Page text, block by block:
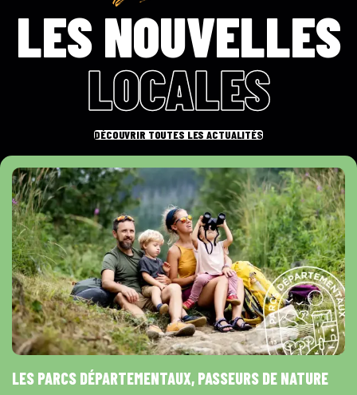
LES NOUVELLES
LOCALES
DÉCOUVRIR TOUTES LES ACTUALITÉS
LES PARCS DÉPARTEMENTAUX, PASSEURS DE NATURE